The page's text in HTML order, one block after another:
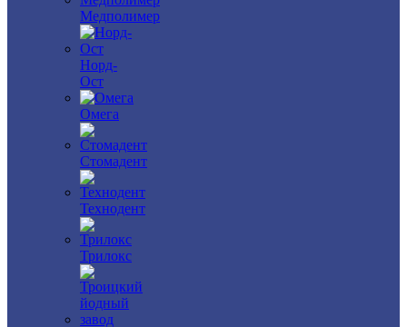
Медполимер
Норд-
Ост
Омега
Стомадент
Технодент
Трилокс